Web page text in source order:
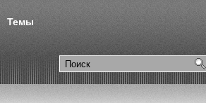
Темы